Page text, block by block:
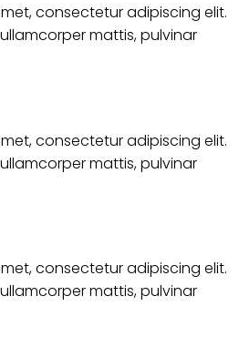
consectetur adipiscing elit.
mattis, pulvinar
consectetur adipiscing elit.
mattis, pulvinar
consectetur adipiscing elit.
mattis, pulvinar